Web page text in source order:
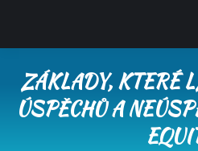
ZÁKLADY, KTERÉ
ÚSPĚCHŮ A